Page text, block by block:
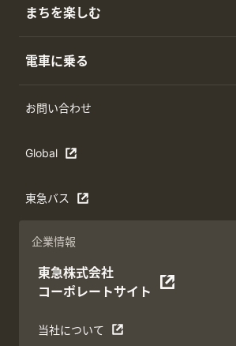
まちを楽しむ
電車に乗る
お問い合わせ
Global
東急バス
企業情報
東急株式会社
コーポレートサイト
当社について